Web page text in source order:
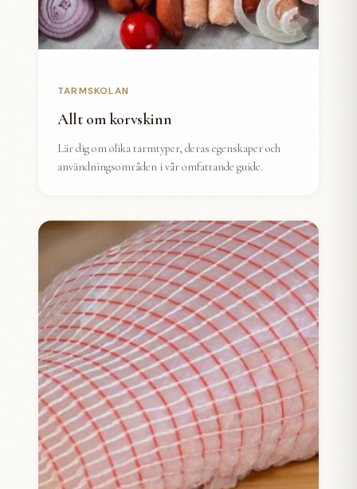
TARMSKOLAN
Allt om korvskinn
Lär dig om olika tarmtyper, deras egenskaper och
användningsområden i vår omfattande guide.